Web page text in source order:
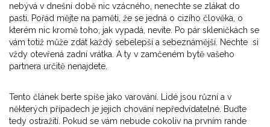
nebývá v dnešní době nic vzácného, nenechte se zlákat do
pasti. Pořád mějte na paměti, že se jedná o cizího člověka, o
kterém nic kromě toho, jak vypadá, nevíte. Po pár skleničkách se
vám totiž může zdát každý sebelepší a sebeznámější. Nechte si
vždy otevřená zadní vrátka. A ty v zamčeném bytě vašeho
partnera určitě nenajdete.
Tento článek berte spíše jako varování. Lidé jsou různí a v
některých případech je jejich chování nepředvídatelné. Buďte
tedy ostražití. Pokud se vám nebude cokoliv na prvním rande